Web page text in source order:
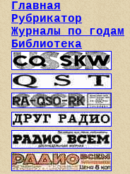
Главная
Рубрикатор
Журналы по годам
Библиотека